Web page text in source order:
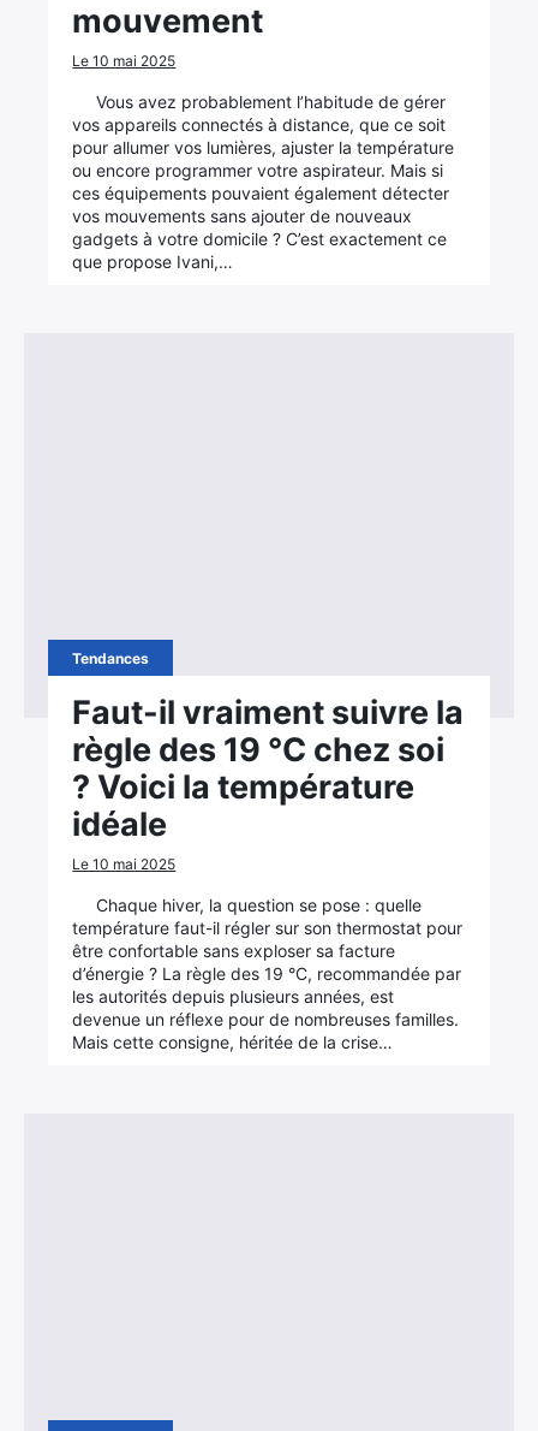
mouvement
Le 10 mai 2025
Vous avez probablement l’habitude de gérer
vos appareils connectés à distance, que ce soit
pour allumer vos lumières, ajuster la température
ou encore programmer votre aspirateur. Mais si
ces équipements pouvaient également détecter
vos mouvements sans ajouter de nouveaux
gadgets à votre domicile ? C’est exactement ce
que propose Ivani,…
Tendances
Faut-il vraiment suivre la
règle des 19 °C chez soi
? Voici la température
idéale
Le 10 mai 2025
Chaque hiver, la question se pose : quelle
température faut-il régler sur son thermostat pour
être confortable sans exploser sa facture
d’énergie ? La règle des 19 °C, recommandée par
les autorités depuis plusieurs années, est
devenue un réflexe pour de nombreuses familles.
Mais cette consigne, héritée de la crise…